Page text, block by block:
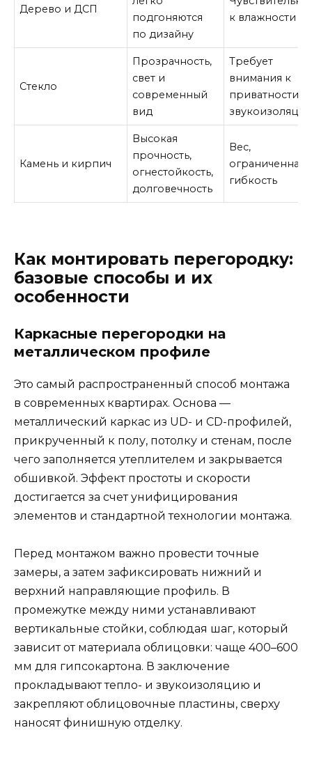
Дерево и ДСП
подгоняются
по дизайну
к влажности
Стекло
Прозрачность,
свет и
современный
вид
Требует
внимания к
приватности и
звукоизоляции
Камень и кирпич
Высокая
прочность,
огнестойкость,
долговечность
Вес,
ограниченная
гибкость
Как монтировать перегородку:
базовые способы и их
особенности
Каркасные перегородки на
металлическом профиле
Это самый распространенный способ монтажа
в современных квартирах. Основа —
металлический каркас из UD- и CD-профилей,
прикрученный к полу, потолку и стенам, после
чего заполняется утеплителем и закрывается
обшивкой. Эффект простоты и скорости
достигается за счет унифицирования
элементов и стандартной технологии монтажа.
Перед монтажом важно провести точные
замеры, а затем зафиксировать нижний и
верхний направляющие профиль. В
промежутке между ними устанавливают
вертикальные стойки, соблюдая шаг, который
зависит от материала облицовки: чаще 400–600
мм для гипсокартона. В заключение
прокладывают тепло- и звукоизоляцию и
закрепляют облицовочные пластины, сверху
наносят финишную отделку.